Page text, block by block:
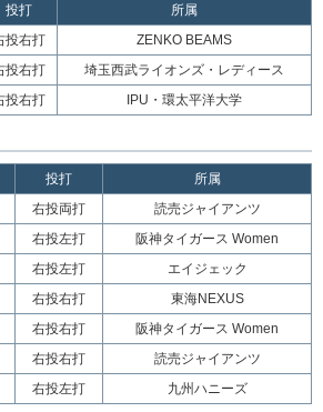
投打
所属
投右打
ZENKO BEAMS
投右打
埼玉西武ライオンズ・レディース
投右打 IPU・環太平洋大学
投打
所属
右投両打
読売ジャイアンツ
右投左打
阪神タイガース Women
右投左打
エイジェック
右投右打
東海NEXUS
右投右打
阪神タイガース Women
右投右打
読売ジャイアンツ
右投左打 九州ハニーズ